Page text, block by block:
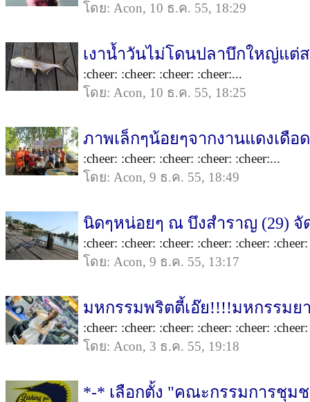
โดย: Acon, 10 ธ.ค. 55, 18:29
เงาน้ำวันไม่โดนปลาบึกใหญ่แต่
:cheer: :cheer: :cheer: :cheer:...
โดย: Acon, 10 ธ.ค. 55, 18:25
ภาพเล็กๆน้อยๆจากงานแดงเดื
:cheer: :cheer: :cheer: :cheer: :cheer:...
โดย: Acon, 9 ธ.ค. 55, 18:49
นิดๆหน่อยๆ ณ บึงสำราญ (29) จั
:cheer: :cheer: :cheer: :cheer: :cheer:
โดย: Acon, 9 ธ.ค. 55, 13:17
มหกรรมพริตตี้เอ๊ย!!!!มหกรรมย
:cheer: :cheer: :cheer: :cheer: :cheer:
โดย: Acon, 3 ธ.ค. 55, 19:18
*-* เลือกตั้ง "คณะกรรมการชุม